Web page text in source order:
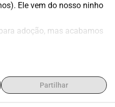
Ele vem do nosso ninho
adoção, mas acabamos
foi detectado um sopro
ou PDA é uma conexão
Partilhar